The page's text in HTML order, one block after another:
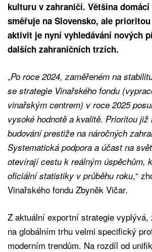
kulturu v zahraničí. Většina
směřuje na Slovensko, ale
aktivit je nyní vyhledávání nových
dalších zahraničních trzích.
„Po roce 2024, zaměřeném na
se strategie Vinařského fondu
vinařským centrem) v roce 2025
vysoké hodnotě a kvalitě. Prioritou
budování prestiže na náročných
Systematická podpora a účast na
otevírají cestu k reálným úspěchům,
oficiální statistiky v průběhu roku,“
Vinařského fondu Zbyněk Vičar.
Z aktuální exportní strategie
na globálním trhu velmi specifický
moderním trendům. Na rozdíl od